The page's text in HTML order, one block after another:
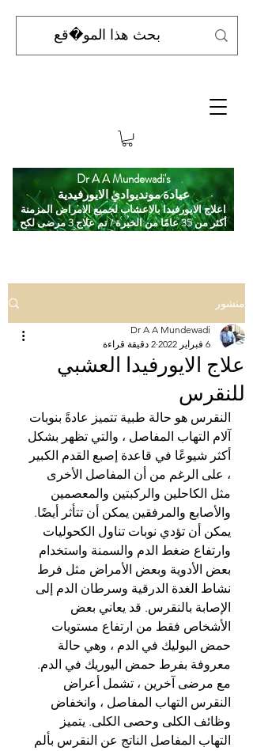
Dr A A Mundewadi's
عيادة مونديوادي الايورفيدية
اعلاج الايورفيدا بالاعشاب لجميع الامراض المزمنة
أكثر من 35 عامًا من الخبرة / تم علاج 3 مرضى لكح
منشور
علاج الايورفيدا العشبي
للنقرس
Dr A A Mundewadi
6 فبراير 2022
2 دقيقة قراءة
النقرس هو حالة طبية تتميز عادةً بنوبات
آلام التهاب المفاصل ، والتي تظهر بشكل
أكثر شيوعًا في قاعدة إصبع القدم الكبير
، على الرغم من أن المفاصل الأخرى
مثل الكاحلين والركبتين والمعصمين
والأصابع والمرفقين يمكن أن تتأثر أيضًا.
يمكن أن تؤدي نوبات تناول الكحوليات
وارتفاع ضغط الدم والسمنة واستخدام
بعض الأدوية وبعض الأمراض مثل فرط
نشاط الغدة الدرقية وسرطان الدم إلى
الإصابة بالنقرس. قد يعاني بعض
الأشخاص فقط من ارتفاع مستويات
حمض البوليك في الدم ، وهي حالة
معروفة بفرط حمض اليوريك في الدم.
مع مرضى آخرين ، تشمل أعراض
النقرس التهاب المفاصل ، وانخفاض
وظائف الكلى وحصى الكلى. يتميز
التهاب المفاصل الناتج عن النقرس بألم